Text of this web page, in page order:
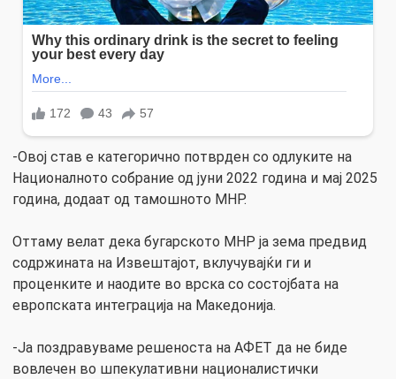
-Овој став е категорично потврден со одлуките на
Националното собрание од јуни 2022 година и мај 2025
година, додаат од тамошното МНР.
Оттаму велат дека бугарското МНР ја зема предвид
содржината на Извештајот, вклучувајќи ги и
проценките и наодите во врска со состојбата на
европската интеграција на Македонија.
-Ја поздравуваме решеноста на АФЕТ да не биде
вовлечен во шпекулативни националистички